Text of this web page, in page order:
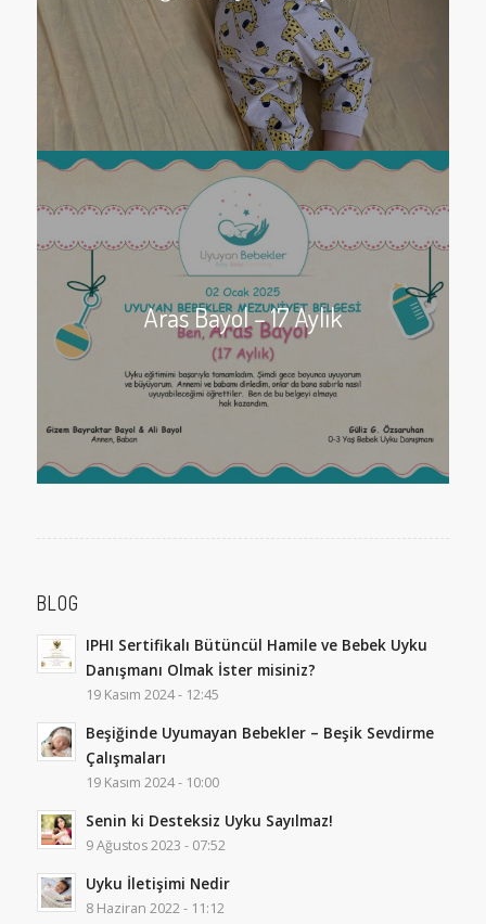
Aras Bayol – 17 Aylık
BLOG
IPHI Sertifikalı Bütüncül Hamile ve Bebek Uyku
Danışmanı Olmak İster misiniz?
19 Kasım 2024 - 12:45
Beşiğinde Uyumayan Bebekler – Beşik Sevdirme
Çalışmaları
19 Kasım 2024 - 10:00
Senin ki Desteksiz Uyku Sayılmaz!
9 Ağustos 2023 - 07:52
Uyku İletişimi Nedir
8 Haziran 2022 - 11:12